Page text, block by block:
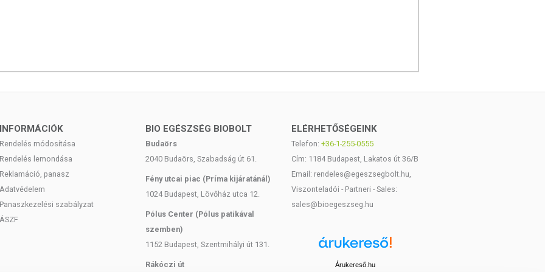
menakinon-7), emulgeálószer: zsírsavak.
uniós szabályozás szerint élelmiszereknek minősülnek,
szolgálják, és koncentrált formában tartalmaznak
élettani hatással rendelkezhetnek, amely egyénenként
reklámozásuk során nem engedélyezett a készítményeknek
vegyes étrendet és az egészséges életmódot! A termék nem
orvosi kezelés helyettesítésére alkalmas! Betegség esetén
Az ajánlott napi fogyasztási mennyiséget ne lépje túl! Ne
bármelyikére érzékeny vagy allergiás! Kisgyermektől elzárva
INFORMÁCIÓK
Rendelés módosítása
Rendelés lemondása
Reklamáció, panasz
Adatvédelem
Panaszkezelési szabályzat
ÁSZF
BIO EGÉSZSÉG BIOBOLT
Budaörs
2040 Budaörs, Szabadság út 61.
Fény utcai piac (Príma kijáratánál)
1024 Budapest, Lövőház utca 12.
Pólus Center (Pólus patikával
szemben)
1152 Budapest, Szentmihályi út 131.
Rákóczi út
ELÉRHETŐSÉGEINK
Telefon: +36-1-255-0555
Cím: 1184 Budapest, Lakatos út 36/B
Email: rendeles@egeszsegbolt.hu,
Viszonteladói - Partneri - Sales:
sales@bioegeszseg.hu
Árukereső.hu